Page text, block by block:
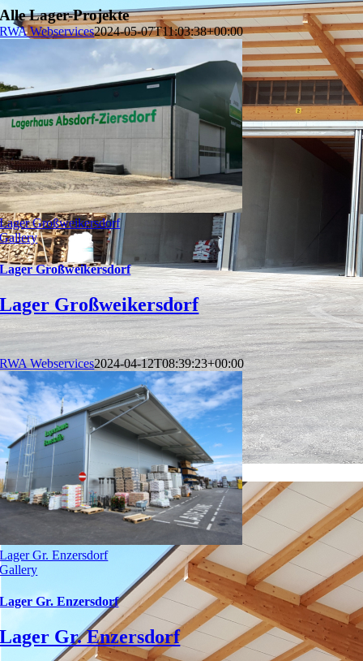
Alle Lager-Projekte
RWA Webservices2024-05-07T11:03:38+00:00
Lager Großweikersdorf
Gallery
Lager Großweikersdorf
Lager Großweikersdorf
RWA Webservices2024-04-12T08:39:23+00:00
Lager Gr. Enzersdorf
Gallery
Lager Gr. Enzersdorf
Lager Gr. Enzersdorf